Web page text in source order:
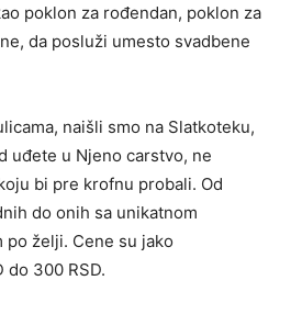
poklon za rođendan, poklon za
da posluži umesto svadbene
naišli smo na Slatkoteku,
uđete u Njeno carstvo, ne
bi pre krofnu probali. Od
do onih sa unikatnom
želji. Cene su jako
do 300 RSD.